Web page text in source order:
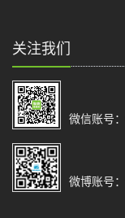
关注我们
微信账号：
微博账号：